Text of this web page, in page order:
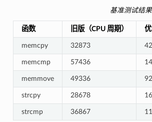
基准测试结果
函数 旧版（CPU 周期）
memcpy 32873
memcmp 57436
memmove 49336
strcpy 28678
strcmp 36867